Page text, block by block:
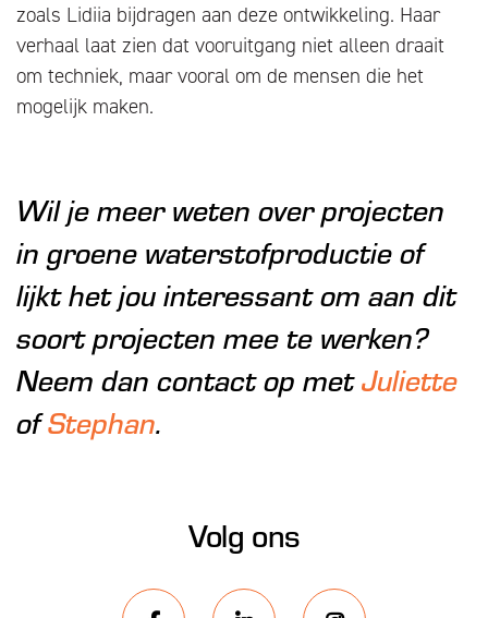
zoals Lidiia bijdragen aan deze ontwikkeling. Haar
verhaal laat zien dat vooruitgang niet alleen draait
om techniek, maar vooral om de mensen die het
mogelijk maken.
Wil je meer weten over projecten
in groene waterstofproductie of
lijkt het jou interessant om aan dit
soort projecten mee te werken?
Neem dan contact op metJuliette
ofStephan.
Volg ons